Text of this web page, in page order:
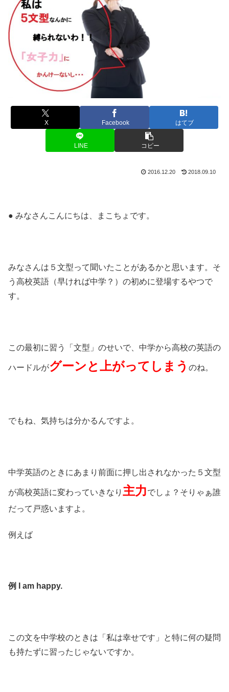
X Facebook はてブ
LINE コピー
2016.12.20 2018.09.10
● みなさんこんにちは、まこちょです。
みなさんは５文型って聞いたことがあるかと思います。そ
う高校英語（早ければ中学？）の初めに登場するやつで
す。
この最初に習う「文型」のせいで、中学から高校の英語の
ハードルがグーンと上がってしまう のね。
でもね、気持ちは分かるんですよ。
中学英語のときにあまり前面に押し出されなかった５文型
が高校英語に変わっていきなり 主力でしょ？そりゃぁ誰
だって戸惑いますよ。
例えば
例 I am happy.
この文を中学校のときは「私は幸せです」と特に何の疑問
も持たずに習ったじゃないですか。